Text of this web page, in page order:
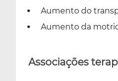
Aumento do
Aumento da
Associações